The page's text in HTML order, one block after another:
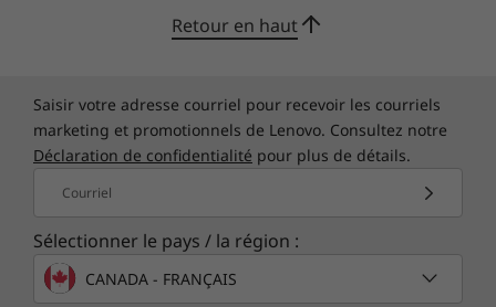
Retour en haut
Saisir votre adresse courriel pour recevoir les courriels
marketing et promotionnels de Lenovo. Consultez notre
Déclaration de confidentialité pour plus de détails.
Courriel
Sélectionner le pays / la région :
CANADA - FRANÇAIS